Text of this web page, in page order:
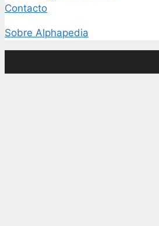
Contacto
Sobre Alphapedia